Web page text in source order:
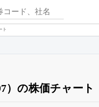
ト
）の株価チャート